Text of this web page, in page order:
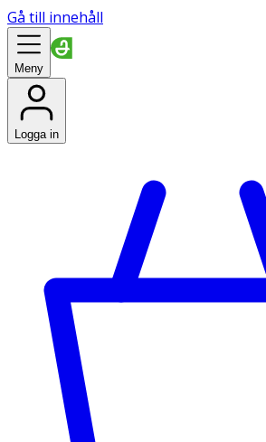
Gå till innehåll
Meny
Logga in